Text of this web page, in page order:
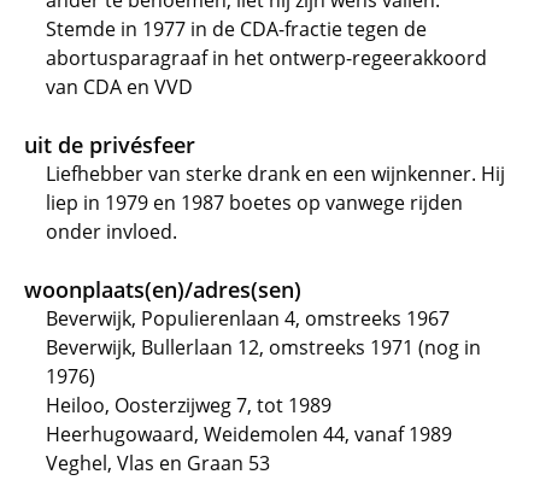
Stemde in 1977 in de CDA-fractie tegen de
abortusparagraaf in het ontwerp-regeerakkoord
van CDA en VVD
uit de privésfeer
Liefhebber van sterke drank en een wijnkenner. Hij
liep in 1979 en 1987 boetes op vanwege rijden
onder invloed.
woonplaats(en)/adres(sen)
Beverwijk, Populierenlaan 4, omstreeks 1967
Beverwijk, Bullerlaan 12, omstreeks 1971 (nog in
1976)
Heiloo, Oosterzijweg 7, tot 1989
Heerhugowaard, Weidemolen 44, vanaf 1989
Veghel, Vlas en Graan 53